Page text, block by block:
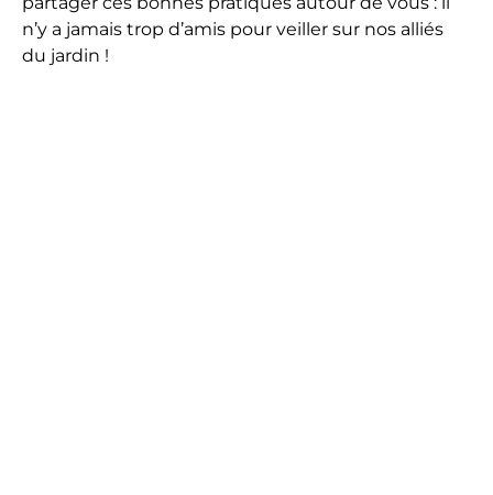
n’y a jamais trop d’amis pour veiller sur nos alliés
du jardin !